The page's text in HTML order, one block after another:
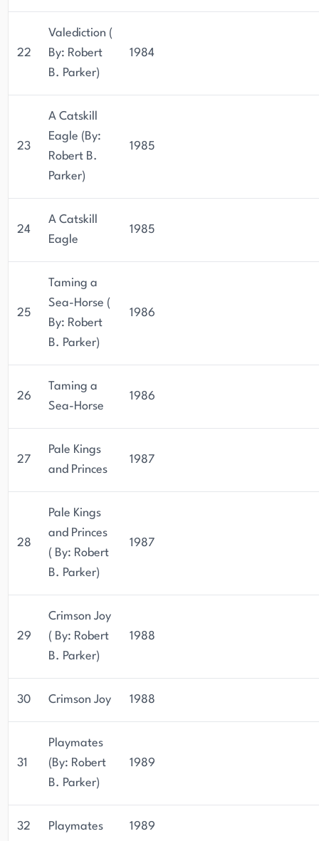
22
Valediction (
By: Robert
B. Parker)
1984
23
A Catskill
Eagle (By:
Robert B.
Parker)
1985
24
A Catskill
Eagle
1985
25
Taming a
Sea-Horse (
By: Robert
B. Parker)
1986
26
Taming a
Sea-Horse
1986
27
Pale Kings
and Princes
1987
28
Pale Kings
and Princes
( By: Robert
B. Parker)
1987
29
Crimson Joy
( By: Robert
B. Parker)
1988
30 Crimson Joy 1988
31
Playmates
(By: Robert
B. Parker)
1989
32 Playmates 1989